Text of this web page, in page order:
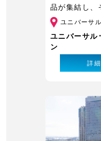
品が集結し、
作品世界に全
ペシャル・イ
サル・クール
ユニバーサ
ユニバーサル
ン
詳